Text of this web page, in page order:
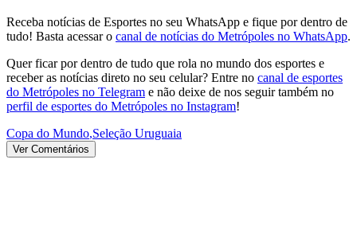
Receba notícias de Esportes no seu WhatsApp e fique por dentro de
tudo! Basta acessar o canal de notícias do Metrópoles no WhatsApp.
Quer ficar por dentro de tudo que rola no mundo dos esportes e
receber as notícias direto no seu celular? Entre no canal de esportes
do Metrópoles no Telegram e não deixe de nos seguir também no
perfil de esportes do Metrópoles no Instagram!
Copa do Mundo,Seleção Uruguaia
Ver Comentários